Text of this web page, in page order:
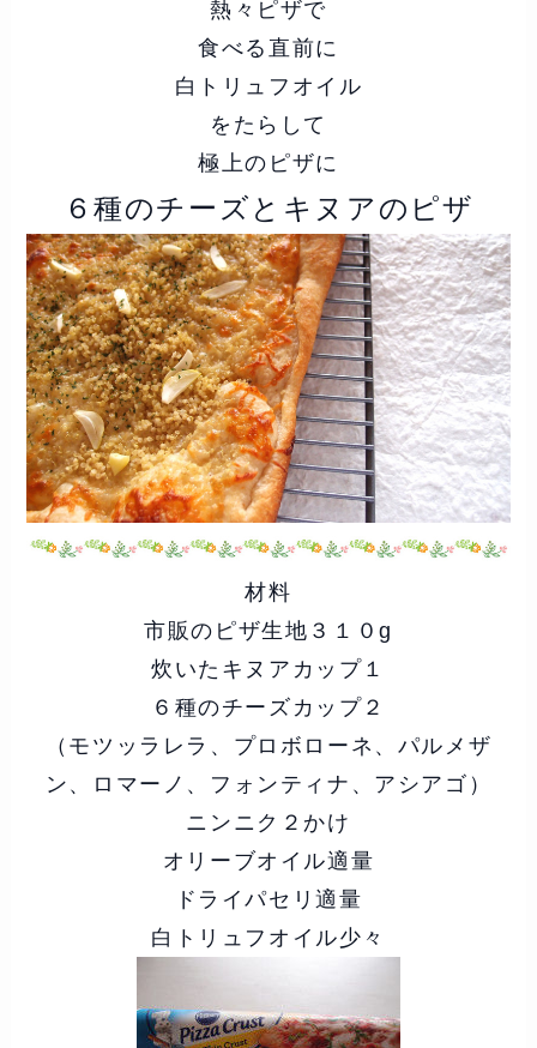
熱々ピザで
食べる直前に
白トリュフオイル
をたらして
極上のピザに
６種のチーズとキヌアのピザ
材料
市販のピザ生地３１０g
炊いたキヌアカップ１
６種のチーズカップ２
（モツッラレラ、プロボローネ、パルメザ
ン、ロマーノ、フォンティナ、アシアゴ）
ニンニク２かけ
オリーブオイル適量
ドライパセリ適量
白トリュフオイル少々